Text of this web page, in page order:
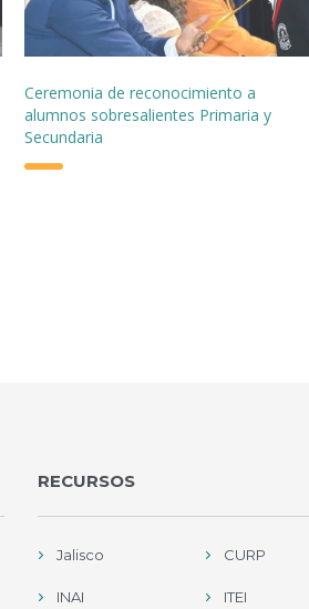
Ceremonia de reconocimiento a
alumnos sobresalientes Primaria y
Secundaria
RECURSOS
Jalisco CURP
INAI ITEI